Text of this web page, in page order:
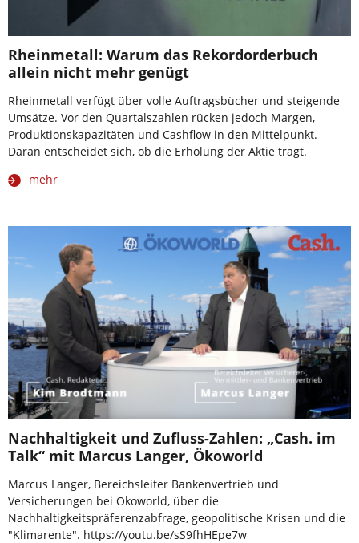
Rheinmetall: Warum das Rekordorderbuch
allein nicht mehr genügt
Rheinmetall verfügt über volle Auftragsbücher und steigende
Umsätze. Vor den Quartalszahlen rücken jedoch Margen,
Produktionskapazitäten und Cashflow in den Mittelpunkt.
Daran entscheidet sich, ob die Erholung der Aktie trägt.
mehr
Nachhaltigkeit und Zufluss-Zahlen: „Cash. im
Talk“ mit Marcus Langer, Ökoworld
Marcus Langer, Bereichsleiter Bankenvertrieb und
Versicherungen bei Ökoworld, über die
Nachhaltigkeitspräferenzabfrage, geopolitische Krisen und die
"Klimarente". https://youtu.be/sS9fhHEpe7w